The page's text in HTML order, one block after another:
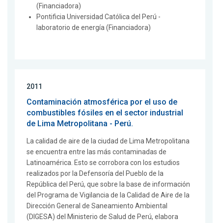
(Financiadora)
Pontificia Universidad Católica del Perú -
laboratorio de energía (Financiadora)
2011
Contaminación atmosférica por el uso de
combustibles fósiles en el sector industrial
de Lima Metropolitana - Perú.
La calidad de aire de la ciudad de Lima Metropolitana
se encuentra entre las más contaminadas de
Latinoamérica. Esto se corrobora con los estudios
realizados por la Defensoría del Pueblo de la
República del Perú, que sobre la base de información
del Programa de Vigilancia de la Calidad de Aire de la
Dirección General de Saneamiento Ambiental
(DIGESA) del Ministerio de Salud de Perú, elabora